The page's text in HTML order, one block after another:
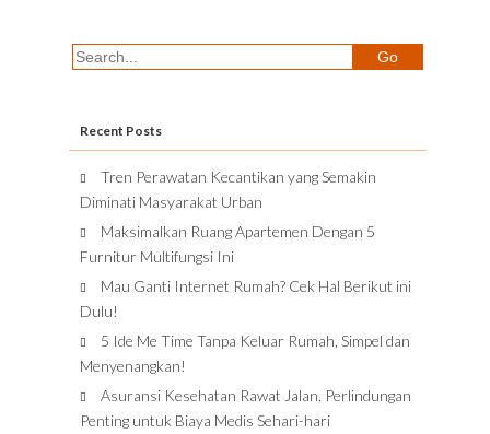
Recent Posts
Tren Perawatan Kecantikan yang Semakin
Diminati Masyarakat Urban
Maksimalkan Ruang Apartemen Dengan 5
Furnitur Multifungsi Ini
Mau Ganti Internet Rumah? Cek Hal Berikut ini
Dulu!
5 Ide Me Time Tanpa Keluar Rumah, Simpel dan
Menyenangkan!
Asuransi Kesehatan Rawat Jalan, Perlindungan
Penting untuk Biaya Medis Sehari-hari